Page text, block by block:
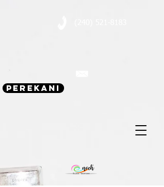
Perekani